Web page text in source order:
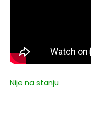
Nije na stanju